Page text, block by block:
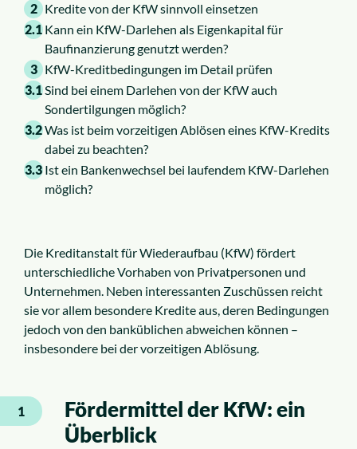
2 Kredite von der KfW sinnvoll einsetzen
2.1 Kann ein KfW-Darlehen als Eigenkapital für
Baufinanzierung genutzt werden?
3 KfW-Kreditbedingungen im Detail prüfen
3.1Sind bei einem Darlehen von der KfW auch
Sondertilgungen möglich?
3.2Was ist beim vorzeitigen Ablösen eines KfW-Kredits
dabei zu beachten?
3.3 Ist ein Bankenwechsel bei laufendem KfW-Darlehen
möglich?
Die Kreditanstalt für Wiederaufbau (KfW) fördert
unterschiedliche Vorhaben von Privatpersonen und
Unternehmen. Neben interessanten Zuschüssen reicht
sie vor allem besondere Kredite aus, deren Bedingungen
jedoch von den banküblichen abweichen können –
insbesondere bei der vorzeitigen Ablösung.
1
Fördermittel der KfW: ein
Überblick